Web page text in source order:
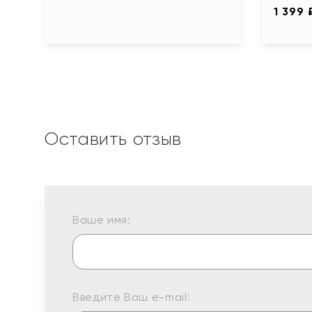
1 399
Оставить отзыв
Ваше имя:
Введите Ваш e-mail: